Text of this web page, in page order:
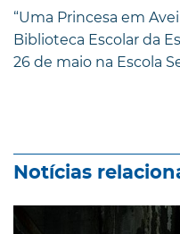
“Uma Princesa em
Biblioteca Escolar da
26 de maio na Escola
Notícias